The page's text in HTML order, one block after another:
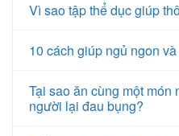
Vì sao tập thể dục giúp
10 cách giúp ngủ ngon
Tại sao ăn cùng một
người lại đau bụng?